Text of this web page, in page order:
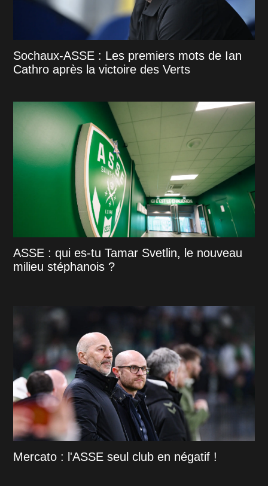
Sochaux-ASSE : Les premiers mots de Ian
Cathro après la victoire des Verts
ASSE : qui es-tu Tamar Svetlin, le nouveau
milieu stéphanois ?
Mercato : l'ASSE seul club en négatif !